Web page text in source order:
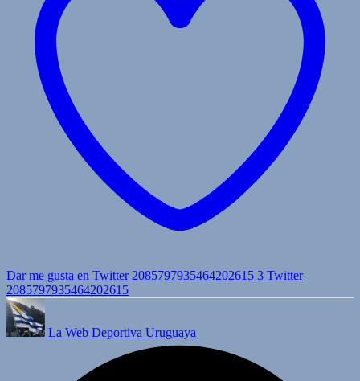
Dar me gusta en Twitter 2085797935464202615 3 Twitter
2085797935464202615
La Web Deportiva Uruguaya